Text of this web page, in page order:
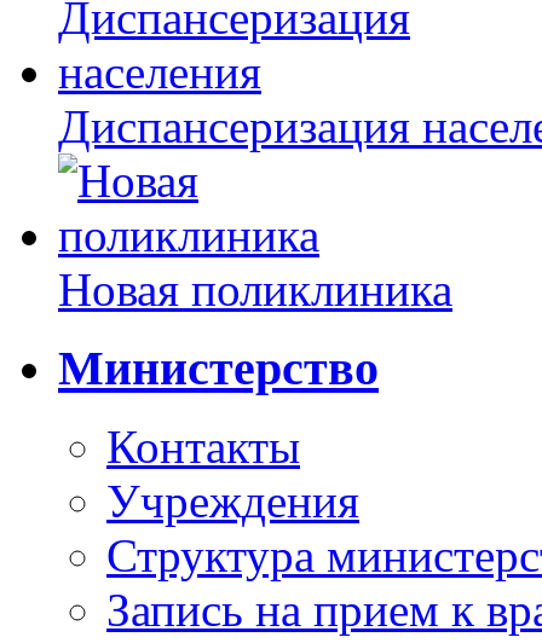
Диспансеризация
Новая поликлиника
Министерство
Контакты
Учреждения
Структура
Запись на прием к